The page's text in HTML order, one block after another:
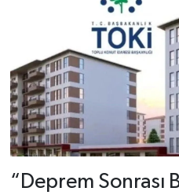
“Deprem Sonrası